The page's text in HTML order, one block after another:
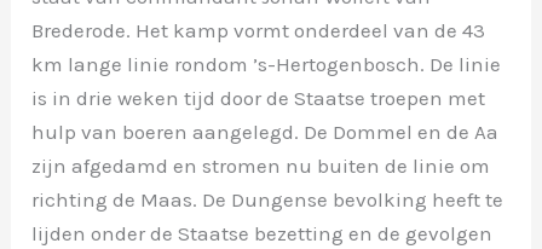
Brederode. Het kamp vormt onderdeel van de 43
km lange linie rondom ’s-Hertogenbosch. De linie
is in drie weken tijd door de Staatse troepen met
hulp van boeren aangelegd. De Dommel en de Aa
zijn afgedamd en stromen nu buiten de linie om
richting de Maas. De Dungense bevolking heeft te
lijden onder de Staatse bezetting en de gevolgen